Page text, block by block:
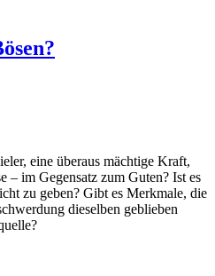
eine überaus mächtige Kraft,
– im Gegensatz zum Guten? Ist es
zu geben? Gibt es Merkmale, die
dieselben geblieben